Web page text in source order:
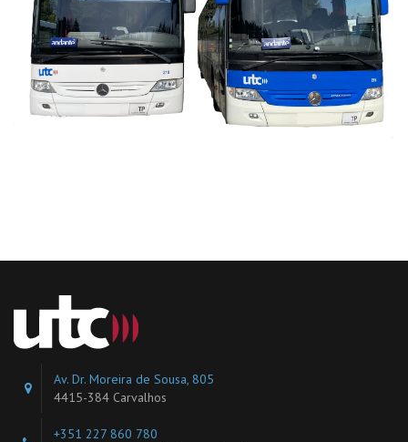
Av. Dr. Moreira de Sousa, 805
4415-384 Carvalhos
+351 227 860 780